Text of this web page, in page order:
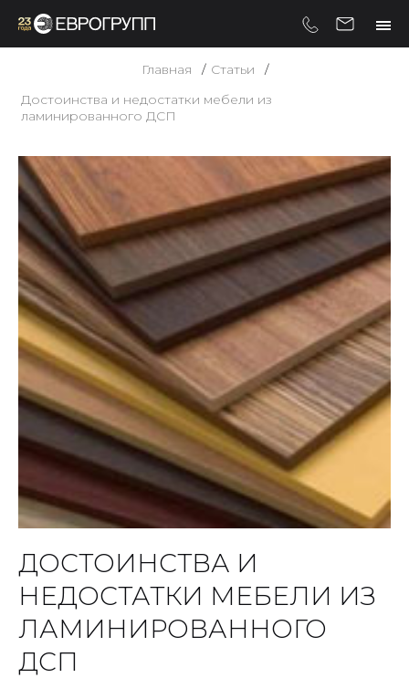
Главная
Статьи
Достоинства и недостатки мебели из
ламинированного ДСП
ДОСТОИНСТВА И
НЕДОСТАТКИ МЕБЕЛИ ИЗ
ЛАМИНИРОВАННОГО
ДСП